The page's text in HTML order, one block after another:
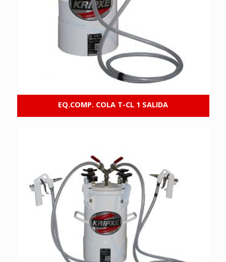
EQ.COMP. COLA T-CL 1 SALIDA